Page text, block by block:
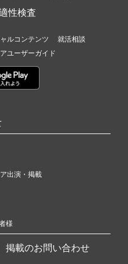
性検査
ルコンテンツ
就活相談
ユーザーガイド
出演・掲載
様
掲載のお問い合わせ